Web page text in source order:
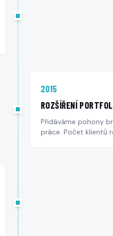
2015
ROZŠÍŘENÍ
Přidáváme pohony
práce. Počet klientů